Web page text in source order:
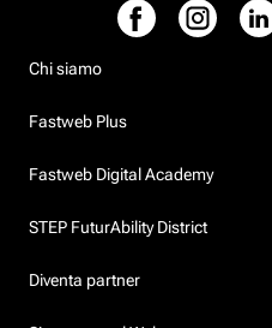
Chi siamo
Fastweb Plus
Fastweb Digital Academy
STEP FuturAbility District
Diventa partner